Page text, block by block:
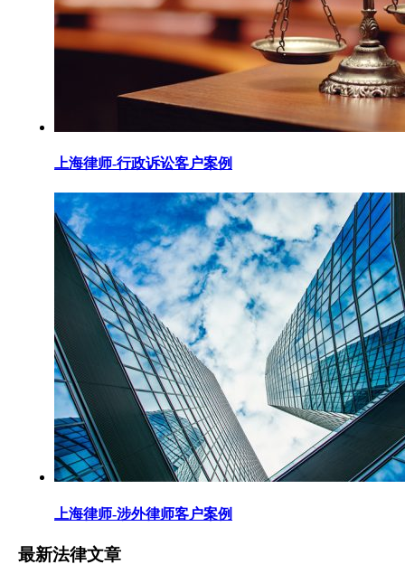
上海律师-行政诉讼客户案例
上海律师-涉外律师客户案例
最新法律文章